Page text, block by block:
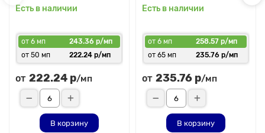
Есть в наличии
от 6 мп
243.36 р/мп
от 50 мп
222.24 р/мп
от 222.24 р/мп
В корзину
Есть в наличии
от 6 мп
258.57 р/мп
от 65 мп
235.76 р/мп
от 235.76 р/мп
В корзину